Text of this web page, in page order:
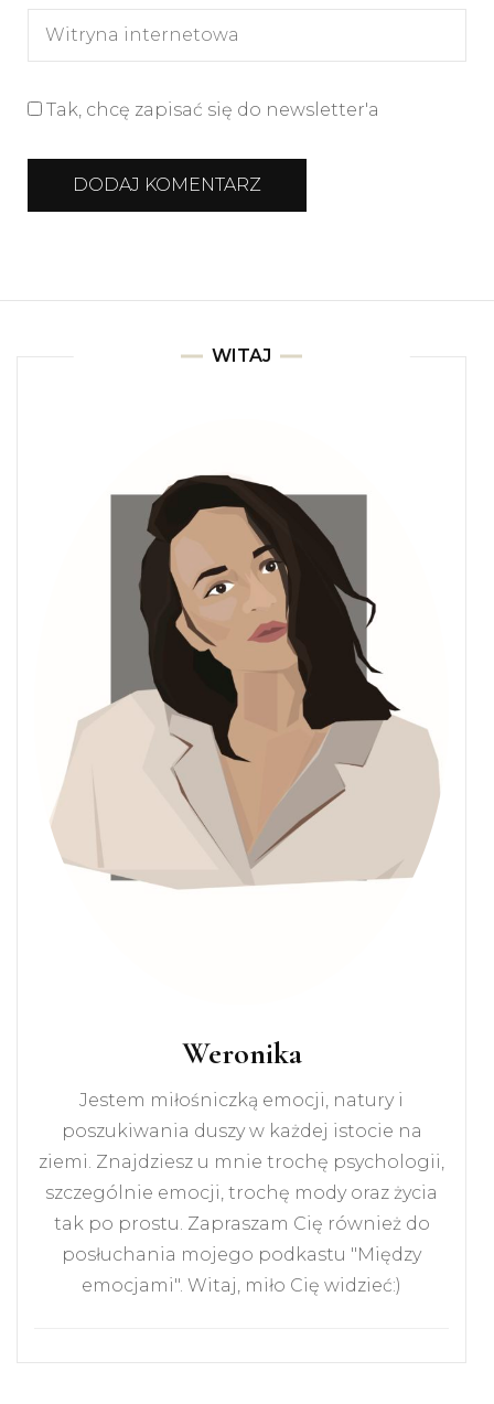
Tak, chcę zapisać się do newsletter'a
WITAJ
Weronika
Jestem miłośniczką emocji, natury i
poszukiwania duszy w każdej istocie na
ziemi. Znajdziesz u mnie trochę psychologii,
szczególnie emocji, trochę mody oraz życia
tak po prostu. Zapraszam Cię również do
posłuchania mojego podkastu "Między
emocjami". Witaj, miło Cię widzieć:)